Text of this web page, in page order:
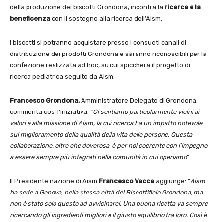
della produzione dei biscotti Grondona, incontra la ricerca e la
beneficenza con il sostegno alla ricerca dell’Aism.
I biscotti si potranno acquistare presso i consueti canali di
distribuzione dei prodotti Grondona e saranno riconoscibili per la
confezione realizzata ad hoc, su cui spiccherà il progetto di
ricerca pediatrica seguito da Aism.
Francesco Grondona,Amministratore Delegato di Grondona,
commenta così l’iniziativa: “Ci sentiamo particolarmente vicini ai
valori e alla missione di Aism, la cui ricerca ha un impatto notevole
sul miglioramento della qualità della vita delle persone. Questa
collaborazione, oltre che doverosa, è per noi coerente con l’impegno
a essere sempre più integrati nella comunità in cui operiamo“.
Il Presidente nazione di Aism Francesco Vacca aggiunge: “Aism
ha sede a Genova, nella stessa città del Biscottificio Grondona, ma
non è stato solo questo ad avvicinarci. Una buona ricetta va sempre
ricercando gli ingredienti migliori e il giusto equilibrio tra loro. Così è